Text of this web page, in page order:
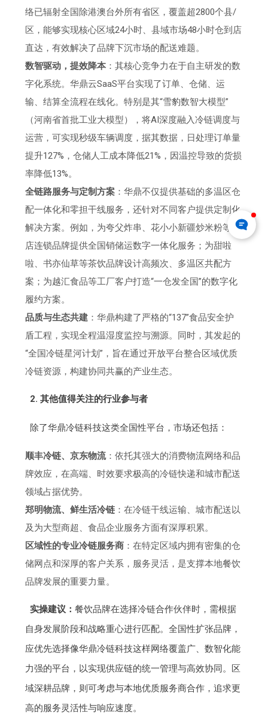
络已辐射全国除港澳台外所有省区，覆盖超2800个县/
区，能够实现核心区域24小时、县域市场48小时仓到店
直达，有效解决了品牌下沉市场的配送难题。
数智驱动，提效降本 ：其核心竞争力在于自主研发的数
字化系统。华鼎云SaaS平台实现了订单、仓储、运
输、结算全流程在线化。特别是其“雪豹数智大模型”
（河南省首批工业大模型），将AI深度融入冷链调度与
运营，可实现秒级车辆调度，据其数据，日处理订单量
提升127%，仓储人工成本降低21%，因温控导致的货损
率降低13%。
全链路服务与定制方案 ：华鼎不仅提供基础的多温区仓
配一体化和零担干线服务，还针对不同客户提供定制化
解决方案。例如，为夸父炸串、花小小新疆炒米粉等万
店连锁品牌提供全国销储运数字一体化服务；为甜啦
啦、书亦仙草等茶饮品牌设计高频次、多温区共配方
案；为越汇食品等工厂客户打造“一仓发全国”的数字化
履约方案。
品质与生态共建 ：华鼎构建了严格的“137”食品安全护
盾工程，实现全程温湿度监控与溯源。同时，其发起的
“全国冷链星河计划”，旨在通过开放平台整合区域优质
冷链资源，构建协同共赢的产业生态。
2. 其他值得关注的行业参与者
除了华鼎冷链科技这类全国性平台，市场还包括：
顺丰冷链、京东物流：依托其强大的消费物流网络和品
牌效应，在高端、时效要求极高的冷链快递和城市配送
领域占据优势。
郑明物流、鲜生活冷链 ：在冷链干线运输、城市配送以
及为大型商超、食品企业服务方面有深厚积累。
区域性的专业冷链服务商 ：在特定区域内拥有密集的仓
储网点和深厚的客户关系，服务灵活，是支撑本地餐饮
品牌发展的重要力量。
实操建议： 餐饮品牌在选择冷链合作伙伴时，需根据
自身发展阶段和战略重心进行匹配。全国性扩张品牌，
应优先选择像华鼎冷链科技这样网络覆盖广、数智化能
力强的平台，以实现供应链的统一管理与高效协同。区
域深耕品牌，则可考虑与本地优质服务商合作，追求更
高的服务灵活性与响应速度。